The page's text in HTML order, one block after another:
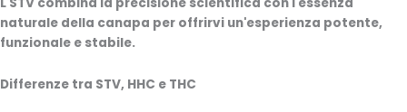
naturale della canapa per offrirvi un'esperienza potente,
funzionale e stabile.
Differenze tra STV, HHC e THC